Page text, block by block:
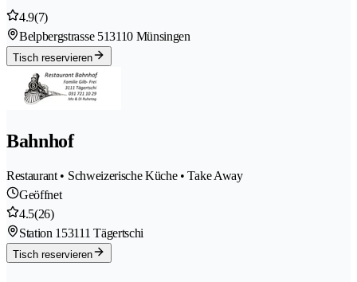
4.9(7)
Belpbergstrasse 513110 Münsingen
Tisch reservieren
Bahnhof
Restaurant • Schweizerische Küche • Take Away
Geöffnet
4.5(26)
Station 153111 Tägertschi
Tisch reservieren